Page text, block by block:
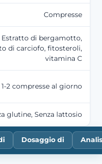
Compresse
Estratto di bergamotto,
di carciofo, fitosteroli,
vitamina C
1-2 compresse al giorno
glutine, Senza lattosio
Dosaggio di